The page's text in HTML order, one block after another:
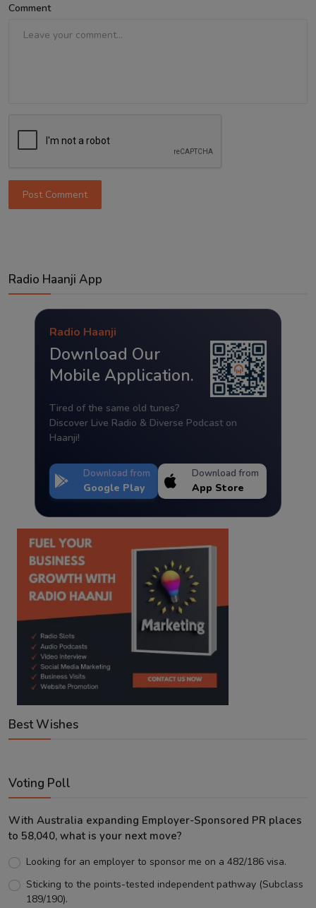
Comment
Post Comment
Radio Haanji App
Radio Haanji
Download Our
Mobile Application.
Tired of the same old tunes?
Discover Live Radio & Diverse Podcast on
Haanji!
Download from
Google Play
Download from
App Store
Best Wishes
Voting Poll
With Australia expanding Employer-Sponsored PR places
to 58,040, what is your next move?
Looking for an employer to sponsor me on a 482/186 visa.
Sticking to the points-tested independent pathway (Subclass
189/190).